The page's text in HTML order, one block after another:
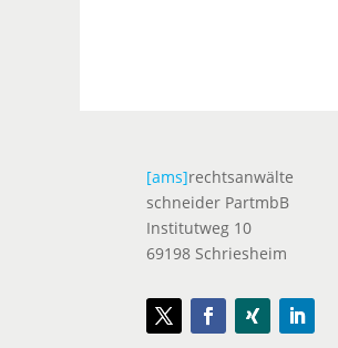
[ams]rechtsanwälte
schneider PartmbB
Institutweg 10
69198 Schriesheim